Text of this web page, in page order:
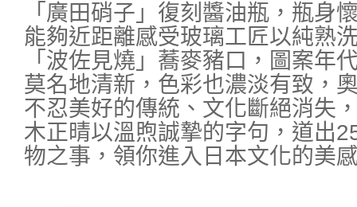
「廣田硝子」復刻醬油瓶，瓶身
能夠近距離感受玻璃工匠以純熟
「波佐見燒」蕎麥豬口，圖案年
莫名地清新，色彩也濃淡有致
不忍美好的傳統、文化斷絕消失
木正晴以溫煦誠摯的字句，道出
物之事，領你進入日本文化的美